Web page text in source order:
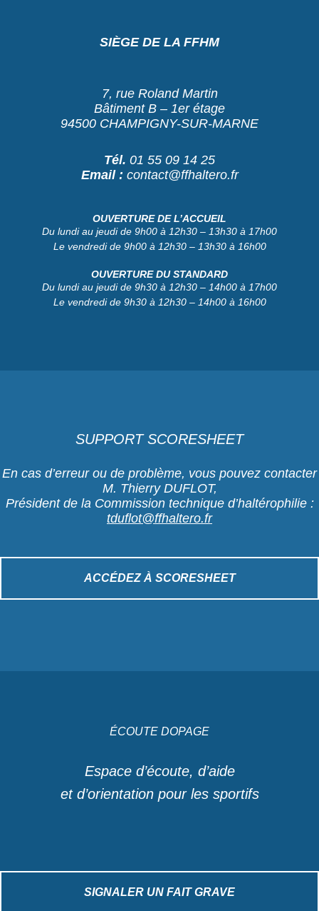
SIÈGE DE LA FFHM
7, rue Roland Martin
Bâtiment B – 1er étage
94500 CHAMPIGNY-SUR-MARNE
Tél. 01 55 09 14 25
Email : contact@ffhaltero.fr
OUVERTURE DE L’ACCUEIL
Du lundi au jeudi de 9h00 à 12h30 – 13h30 à 17h00
Le vendredi de 9h00 à 12h30 – 13h30 à 16h00
OUVERTURE DU STANDARD
Du lundi au jeudi de 9h30 à 12h30 – 14h00 à 17h00
Le vendredi de 9h30 à 12h30 – 14h00 à 16h00
SUPPORT SCORESHEET
En cas d’erreur ou de problème, vous pouvez contacter
M. Thierry DUFLOT,
Président de la Commission technique d’haltérophilie :
tduflot@ffhaltero.fr
ACCÉDEZ À SCORESHEET
ÉCOUTE DOPAGE
Espace d’écoute, d’aide
et d’orientation pour les sportifs
SIGNALER UN FAIT GRAVE